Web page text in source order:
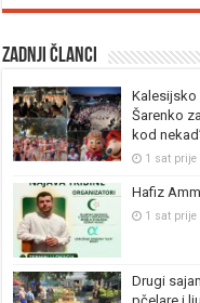
Zadnji članci
Kalesijsko
Šarenko
kod
1 sat prije
Hafiz
1 sat prije
Drugi